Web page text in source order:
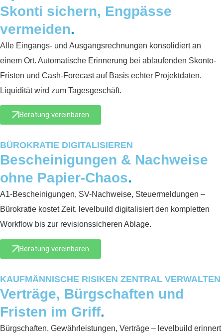
Skonti sichern, Engpässe
vermeiden.
Alle Eingangs- und Ausgangsrechnungen konsolidiert an
einem Ort. Automatische Erinnerung bei ablaufenden Skonto-
Fristen und Cash-Forecast auf Basis echter Projektdaten.
Liquidität wird zum Tagesgeschäft.
Beratung vereinbaren
BÜROKRATIE DIGITALISIEREN
Bescheinigungen & Nachweise
ohne Papier-Chaos.
A1-Bescheinigungen, SV-Nachweise, Steuermeldungen –
Bürokratie kostet Zeit. levelbuild digitalisiert den kompletten
Workflow bis zur revisionssicheren Ablage.
Beratung vereinbaren
KAUFMÄNNISCHE RISIKEN ZENTRAL VERWALTEN
Verträge, Bürgschaften und
Fristen im Griff.
Bürgschaften, Gewährleistungen, Verträge – levelbuild erinnert